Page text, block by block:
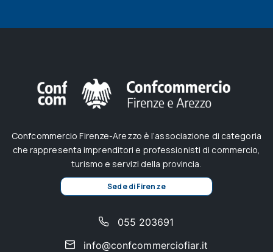
Confcommercio Firenze-Arezzo è l’associazione di categoria
che rappresenta imprenditori e professionisti di commercio,
turismo e servizi della provincia.
Sede di Firenze
055 203691
info@confcommerciofiar.it